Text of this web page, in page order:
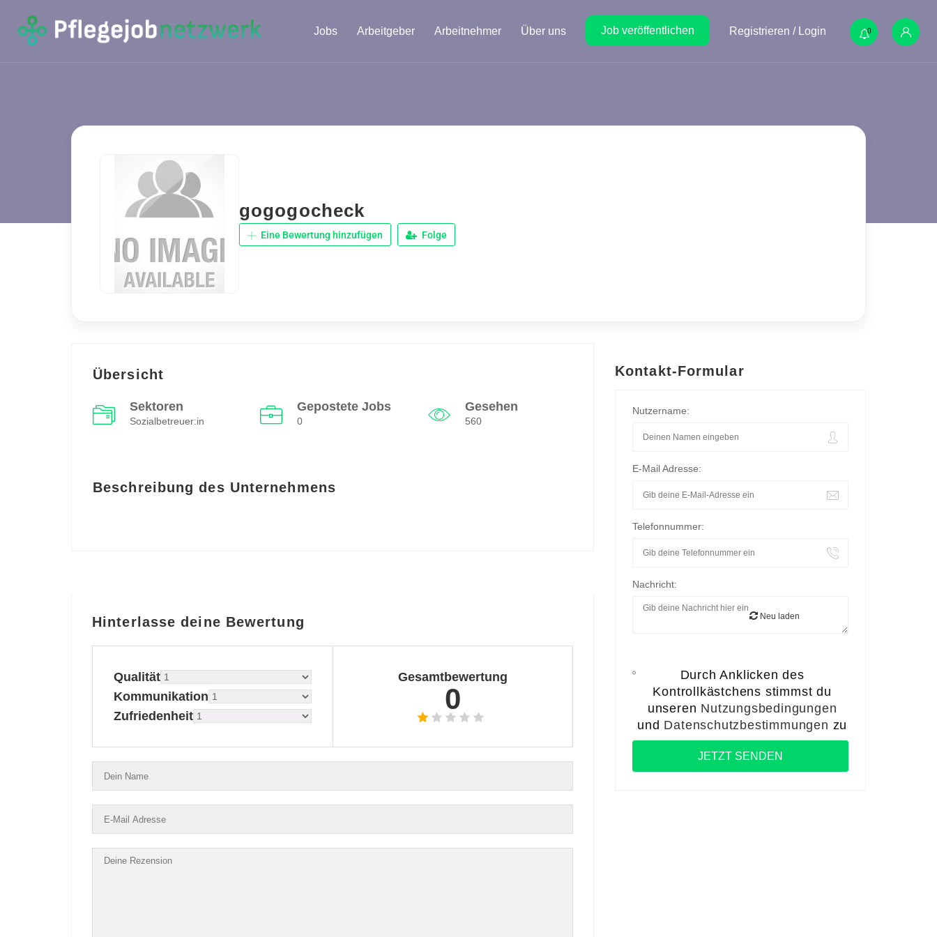
Jobs Arbeitgeber Arbeitnehmer Über uns Job veröffentlichen Registrieren / Login 0
gogogocheck
Eine Bewertung hinzufügen Folge
Übersicht
Sektoren
Sozialbetreuer:in
Gepostete Jobs
0
Gesehen
560
Beschreibung des Unternehmens
Hinterlasse deine Bewertung
Qualität
Kommunikation
Zufriedenheit
Gesamtbewertung
0
Kontakt-Formular
Nutzername:
E-Mail Adresse:
Telefonnummer:
Nachricht:
Neu laden
Durch Anklicken des
Kontrollkästchens stimmst du
unseren Nutzungsbedingungen
und Datenschutzbestimmungen zu